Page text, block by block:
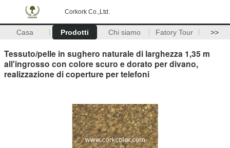
Corkork Co.,Ltd.
Casa Prodotti Chi siamo Fatory Tour >>
Tessuto/pelle in sughero naturale di larghezza 1,35 m
all'ingrosso con colore scuro e dorato per divano,
realizzazione di coperture per telefoni